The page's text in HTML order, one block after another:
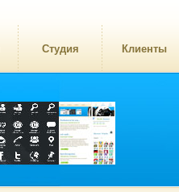
Студия Клиенты